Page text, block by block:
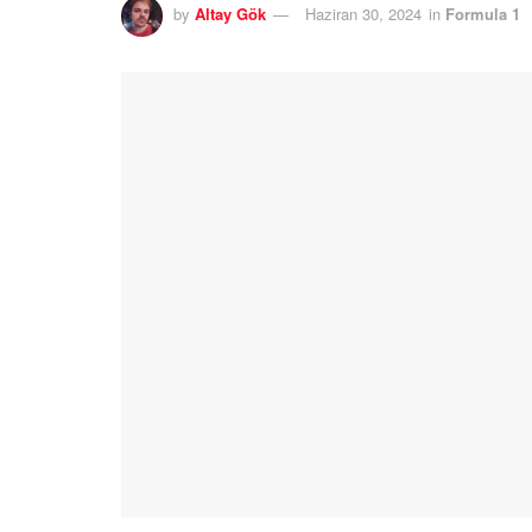
by Altay Gök Haziran 30, 2024 in Formula 1